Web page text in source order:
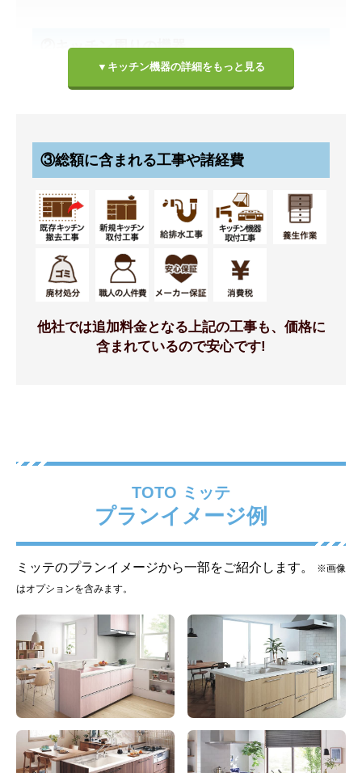
▼キッチン機器の詳細をもっと見る
②キッチン周りの機器
グループ1(標準仕様)
ラウンド取っ手(KA:シルバ
ー/KE:ブラック)
河エンボス仕上げ)
標準仕様モデル
スペースアップシンク ※
間口1950はスペースアップ
シンクS
キッチン水栓 調理機器
③総額に含まれる工事や諸経費
他社では追加料金となる上記の工事も、価格に
含まれているので安心です!
TOTO ミッテ
プランイメージ例
ミッテのプランイメージから一部をご紹介します。
※画像
はオプションを含みます。